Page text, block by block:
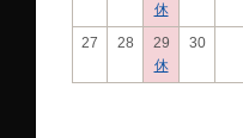
休
27 28
29
休
30